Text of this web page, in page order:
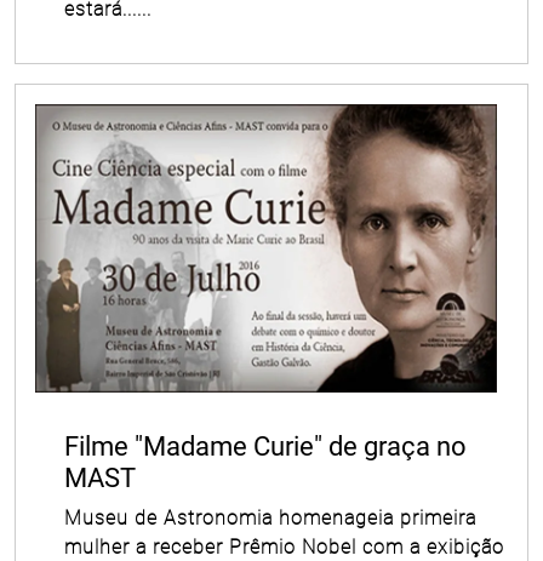
estará......
Filme "Madame Curie" de graça no
MAST
Museu de Astronomia homenageia primeira
mulher a receber Prêmio Nobel com a exibição